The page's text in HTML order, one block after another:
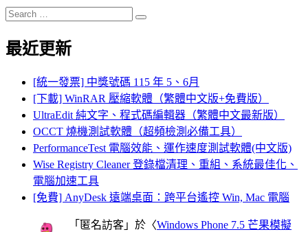
Search
for:
Search
最近更新
[統一發票] 中獎號碼 115 年 5、6月
[下載] WinRAR 壓縮軟體（繁體中文版+免費版）
UltraEdit 純文字、程式碼編輯器（繁體中文最新版）
OCCT 燒機測試軟體（超頻檢測必備工具）
PerformanceTest 電腦效能、運作速度測試軟體(中文版)
Wise Registry Cleaner 登錄檔清理、重組、系統最佳化、
電腦加速工具
[免費] AnyDesk 遠端桌面：跨平台遙控 Win, Mac 電腦
「 匿名訪客 」於〈Windows Phone 7.5 芒果模擬